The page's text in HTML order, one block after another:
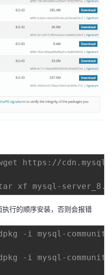
https://
xf mysql-
行的顺序安装，否则会报错
-i mysql-
-i mysql-